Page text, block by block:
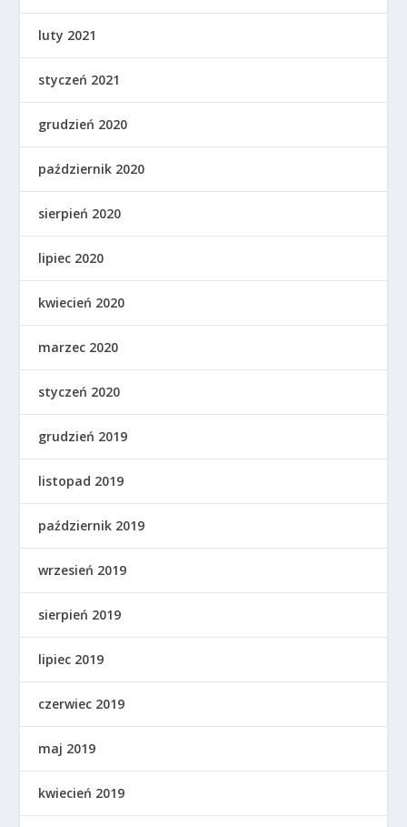
luty 2021
styczeń 2021
grudzień 2020
październik 2020
sierpień 2020
lipiec 2020
kwiecień 2020
marzec 2020
styczeń 2020
grudzień 2019
listopad 2019
październik 2019
wrzesień 2019
sierpień 2019
lipiec 2019
czerwiec 2019
maj 2019
kwiecień 2019